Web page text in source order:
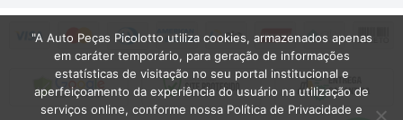
"A Auto Peças Picolotto utiliza cookies, armazenados apenas
em caráter temporário, para geração de informações
estatísticas de visitação no seu portal institucional e
aperfeiçoamento da experiência do usuário na utilização de
serviços online, conforme nossa Política de Privacidade e